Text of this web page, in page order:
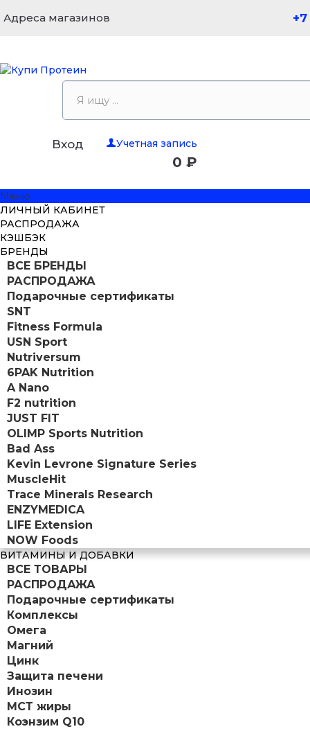
Адреса магазинов
Вход Учетная запись
0 ₽
Меню
ЛИЧНЫЙ КАБИНЕТ
РАСПРОДАЖА
КЭШБЭК
БРЕНДЫ
ВСЕ БРЕНДЫ
РАСПРОДАЖА
Подарочные сертификаты
SNT
Fitness Formula
USN Sport
Nutriversum
6PAK Nutrition
A Nano
F2 nutrition
JUST FIT
OLIMP Sports Nutrition
Bad Ass
Kevin Levrone Signature Series
MuscleHit
Trace Minerals Research
ENZYMEDICA
LIFE Extension
NOW Foods
ВИТАМИНЫ И ДОБАВКИ
ВСЕ ТОВАРЫ
РАСПРОДАЖА
Подарочные сертификаты
Комплексы
Омега
Магний
Цинк
Защита печени
Инозин
МСТ жиры
Коэнзим Q10